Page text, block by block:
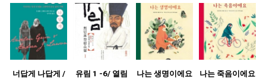
너답게 나답게 /
유림 1 -6/ 열림
나는 생명이에요
나는 죽음이에요